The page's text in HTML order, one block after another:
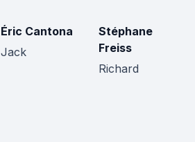
Éric Cantona
Jack
Stéphane
Freiss
Richard